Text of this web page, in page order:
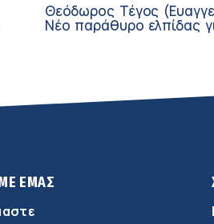
Θεόδωρος Τέγος
Νέο παράθυρο ελπίδας
ΕΜΑΣ